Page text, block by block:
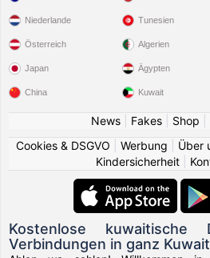
Niederlande
Österreich
Japan
China
Tunesien
Algerien
Ägypten
Kuwait
News| Fakes| Shop
Cookies & DSGVO
Werbung Über
Kindersicherheit
Kostenlose kuwaitische
Verbindungen in ganz Kuwait